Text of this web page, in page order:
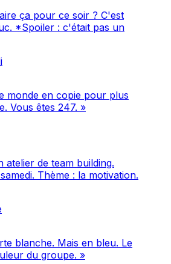
ça pour ce soir ? C'est
*Spoiler : c'était pas un
monde en copie pour plus
Vous êtes 247. »
atelier de team building.
Thème : la motivation.
blanche. Mais en bleu. Le
du groupe. »